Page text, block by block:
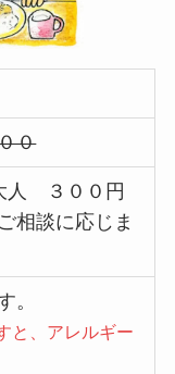
０
３００円
相談に応じま
。
と、アレルギー